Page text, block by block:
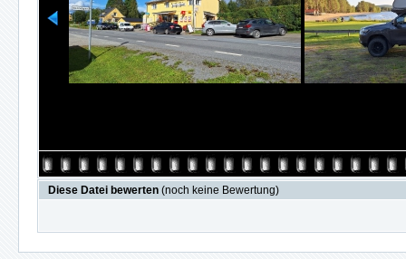
Diese Datei bewerten (noch keine Bewertung)